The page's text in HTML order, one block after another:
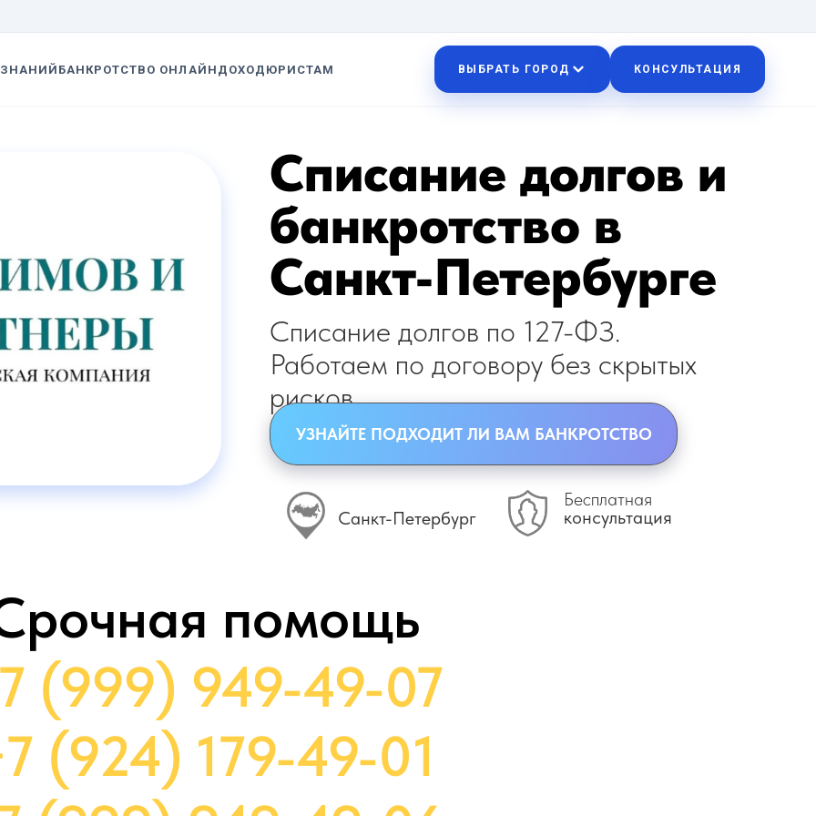
БАНКРОТСТВО ОНЛАЙН ДОХОД ЮРИСТАМ ВЫБРАТЬ ГОРОД КОНСУЛЬТАЦИЯ
Списание долгов по 127-ФЗ.
Работаем по договору без скрытых
рисков.
Списание долгов и
банкротство в
Санкт-Петербурге
УЗНАЙТЕ ПОДХОДИТ ЛИ ВАМ БАНКРОТСТВО
Санкт-Петербург
Бесплатная
консультация
помощь
(999) 949-49-07
(924) 179-49-01